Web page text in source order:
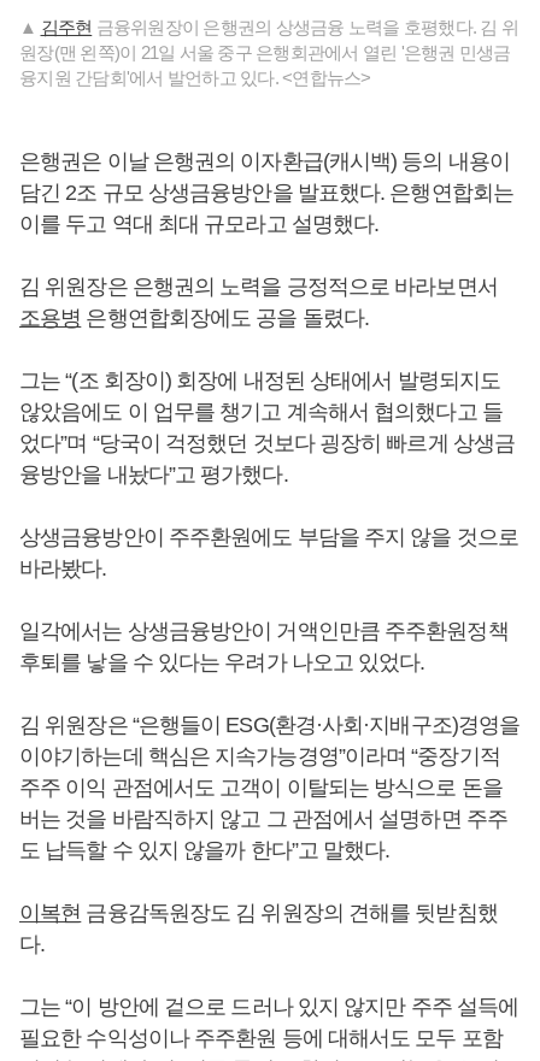
▲ 김주현 금융위원장이 은행권의 상생금융 노력을 호평했다. 김 위
원장(맨 왼쪽)이 21일 서울 중구 은행회관에서 열린 '은행권 민생금
융지원 간담회'에서 발언하고 있다. <연합뉴스>
은행권은 이날 은행권의 이자환급(캐시백) 등의 내용이
담긴 2조 규모 상생금융방안을 발표했다. 은행연합회는
이를 두고 역대 최대 규모라고 설명했다.
김 위원장은 은행권의 노력을 긍정적으로 바라보면서
조용병 은행연합회장에도 공을 돌렸다.
그는 “(조 회장이) 회장에 내정된 상태에서 발령되지도
않았음에도 이 업무를 챙기고 계속해서 협의했다고 들
었다”며 “당국이 걱정했던 것보다 굉장히 빠르게 상생금
융방안을 내놨다”고 평가했다.
상생금융방안이 주주환원에도 부담을 주지 않을 것으로
바라봤다.
일각에서는 상생금융방안이 거액인만큼 주주환원정책
후퇴를 낳을 수 있다는 우려가 나오고 있었다.
김 위원장은 “은행들이 ESG(환경·사회·지배구조)경영을
이야기하는데 핵심은 지속가능경영”이라며 “중장기적
주주 이익 관점에서도 고객이 이탈되는 방식으로 돈을
버는 것을 바람직하지 않고 그 관점에서 설명하면 주주
도 납득할 수 있지 않을까 한다”고 말했다.
이복현 금융감독원장도 김 위원장의 견해를 뒷받침했
다.
그는 “이 방안에 겉으로 드러나 있지 않지만 주주 설득에
필요한 수익성이나 주주환원 등에 대해서도 모두 포함